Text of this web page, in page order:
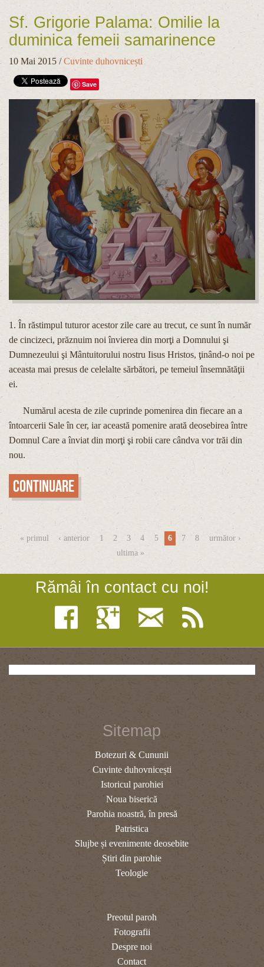
Sf. Grigorie Palama: Omilie la
duminica femeii samarinence
10 Mai 2015 /Cuvinte duhovnicești
Save
1. În răstimpul tuturor acestor zile care au trecut, ce sunt în număr
de cincizeci, prăznuim noi învierea din morţi a Domnului şi
Dumnezeului şi Mântuitorului nostru Iisus Hristos, ţinând-o noi pe
aceasta mai presus de celelalte sărbători, pe temeiul însemnătăţii
ei.
Numărul acesta de zile cuprinde pomenirea din fiecare an a
întoarcerii Sale în cer, iar această pomenire arată deosebirea între
Domnul Care a înviat din morţi şi robii care cândva vor trăi din
nou.
Continuare
Pagini
« primul ‹ anterior 1 2 3 4 5 6 7 8
următor ›
ultima »
Rămâi în contact cu noi!
Sitemap
Botezuri & Cununii
Cuvinte duhovnicești
Istoricul parohiei
Noua biserică
Parohia noastră, în presă
Patristica
Slujbe și evenimente deosebite
Știri din parohie
Teologie
Preotul paroh
Fotografii
Despre noi
Contact